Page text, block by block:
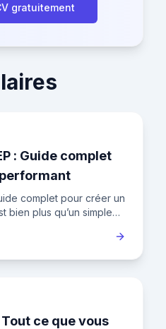
gratuitement
: Guide complet
complet pour créer un
bien plus qu’un simple
ce que vous